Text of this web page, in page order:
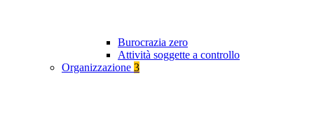
Burocrazia zero
Attività soggette a controllo
Organizzazione 3